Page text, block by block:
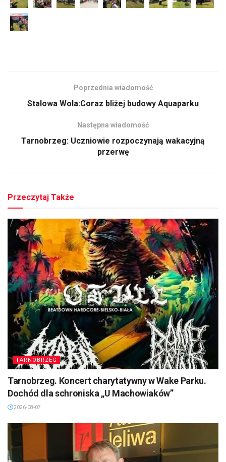
Poprzednia wiadomość
Stalowa Wola:Coraz bliżej budowy Aquaparku
Następna wiadomość
Tarnobrzeg: Uczniowie rozpoczynają wakacyjną
przerwę
Przeczytaj Także
TARNOBRZEG
Tarnobrzeg. Koncert charytatywny w Wake Parku.
Dochód dla schroniska „U Machowiaków”
2026-08-07